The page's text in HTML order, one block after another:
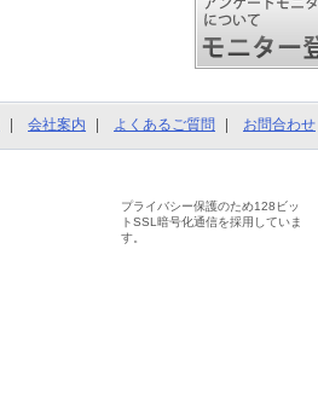
会社案内 よくあるご質問 お問合わせ
プライバシー保護のため128ビッ
トSSL暗号化通信を採用していま
す。